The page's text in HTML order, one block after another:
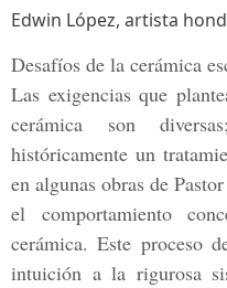
Edwin López, artista
Desafíos de la cerámica
Las exigencias que
cerámica son
históricamente un
en algunas obras de
el comportamiento
cerámica. Este proceso
intuición a la rigurosa